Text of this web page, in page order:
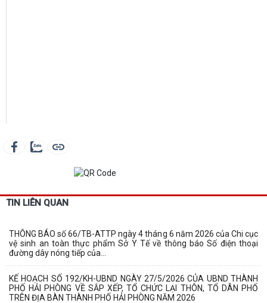
TIN LIÊN QUAN
THÔNG BÁO số 66/TB-ATTP ngày 4 tháng 6 năm 2026 của Chi cục
vệ sinh an toàn thực phẩm Sở Y Tế về thông báo Số điện thoại
đường dây nóng tiếp của...
KẾ HOẠCH SỐ 192/KH-UBND NGÀY 27/5/2026 CỦA UBND THÀNH
PHỐ HẢI PHÒNG VỀ SẮP XẾP, TỔ CHỨC LẠI THÔN, TỔ DÂN PHỐ
TRÊN ĐỊA BÀN THÀNH PHỐ HẢI PHÒNG NĂM 2026